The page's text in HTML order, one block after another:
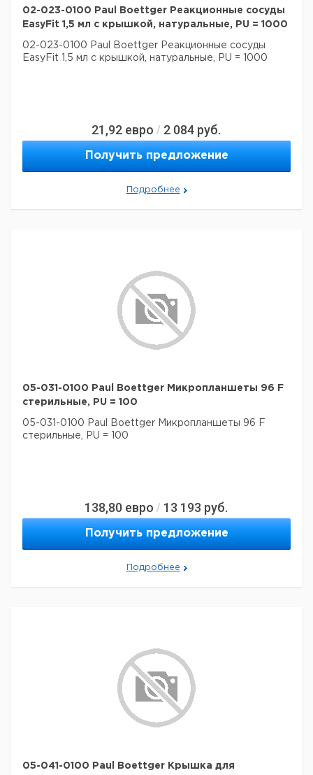
02-023-0100 Paul Boettger Реакционные сосуды
EasyFit 1,5 мл с крышкой, натуральные, PU = 1000
02-023-0100 Paul Boettger Реакционные сосуды
EasyFit 1,5 мл с крышкой, натуральные, PU = 1000
21,92 евро / 2 084 руб.
Получить предложение
Подробнее
05-031-0100 Paul Boettger Микропланшеты 96 F
стерильные, PU = 100
05-031-0100 Paul Boettger Микропланшеты 96 F
стерильные, PU = 100
138,80 евро / 13 193 руб.
Получить предложение
Подробнее
05-041-0100 Paul Boettger Крышка для